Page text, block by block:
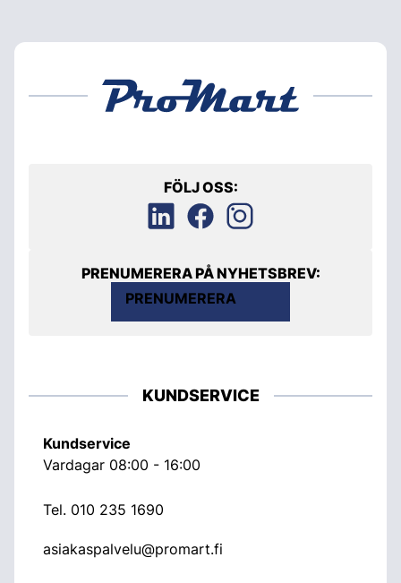
FÖLJ OSS:
PRENUMERERA PÅ NYHETSBREV:
PRENUMERERA
KUNDSERVICE
Kundservice
Vardagar 08:00 - 16:00
Tel. 010 235 1690
asiakaspalvelu@promart.fi